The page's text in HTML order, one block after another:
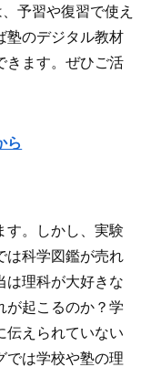
予習や復習で使え
塾のデジタル教材
きます。ぜひご活
ら
す。しかし、実験
は科学図鑑が売れ
は理科が大好きな
が起こるのか？学
伝えられていない
では学校や塾の理